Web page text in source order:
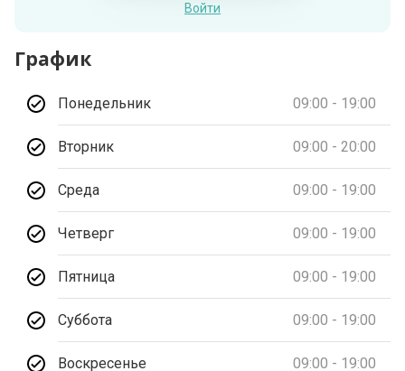
Войти
График
Понедельник 09:00 - 19:00
Вторник 09:00 - 20:00
Среда 09:00 - 19:00
Четверг 09:00 - 19:00
Пятница 09:00 - 19:00
Суббота 09:00 - 19:00
Воскресенье 09:00 - 19:00